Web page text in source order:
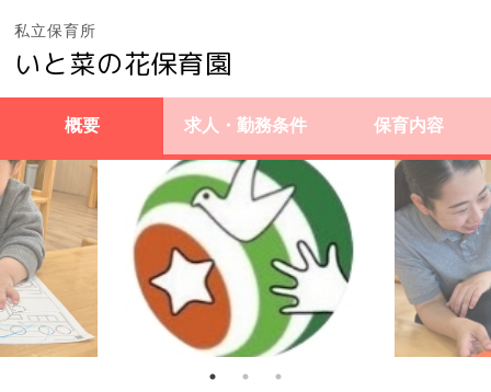
私立保育所
いと菜の花保育園
概要 求人・勤務条件 保育内容